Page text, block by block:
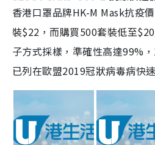
香港口罩品牌HK-M Mask抗疫
裝$22，而購買500套裝低至
子方式採樣，準確性高達99%
已列在歐盟2019冠狀病毒病快